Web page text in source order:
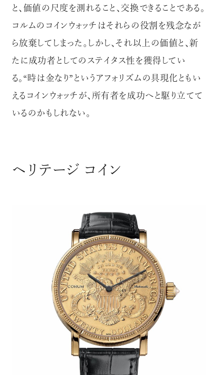
と、価値の尺度を測れること、交換できることである。
コルムのコインウォッチはそれらの役割を残念なが
ら放棄してしまった。しかし、それ以上の価値と、新
たに成功者としてのステイタス性を獲得してい
る。“時は金なり”というアフォリズムの具現化ともい
えるコインウォッチが、所有者を成功へと駆り立てて
いるのかもしれない。
ヘリテージ コイン